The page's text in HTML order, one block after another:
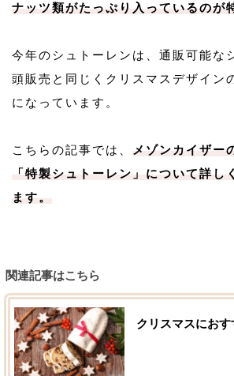
ナッツ類がたっぷり入っているのが
今年のシュトーレンは、通販可能な
頭販売と同じくクリスマスデザイン
になっています。
こちらの記事では、
メゾンカイザー
「特製シュトーレン」について詳し
ます。
関連記事はこちら
クリスマスにお